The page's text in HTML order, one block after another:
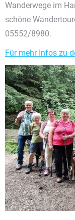
Wanderwege im
schöne
05552/8980.
Für mehr Infos zu